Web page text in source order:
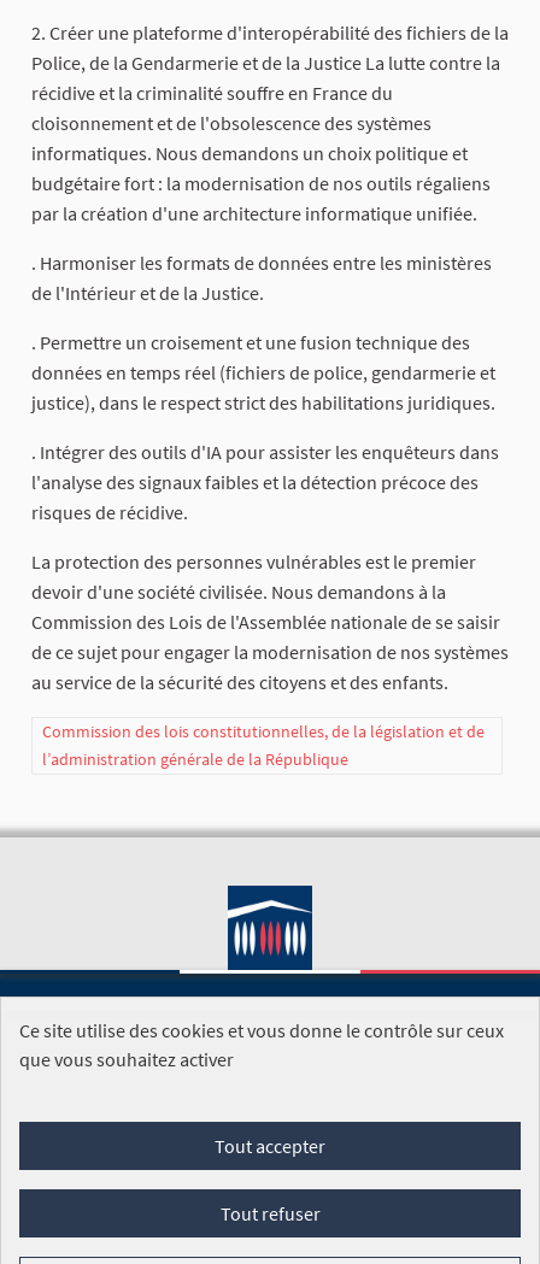
2. Créer une plateforme d'interopérabilité des fichiers de la
Police, de la Gendarmerie et de la Justice La lutte contre la
récidive et la criminalité souffre en France du
cloisonnement et de l'obsolescence des systèmes
informatiques. Nous demandons un choix politique et
budgétaire fort : la modernisation de nos outils régaliens
par la création d'une architecture informatique unifiée.
. Harmoniser les formats de données entre les ministères
de l'Intérieur et de la Justice.
. Permettre un croisement et une fusion technique des
données en temps réel (fichiers de police, gendarmerie et
justice), dans le respect strict des habilitations juridiques.
. Intégrer des outils d'IA pour assister les enquêteurs dans
l'analyse des signaux faibles et la détection précoce des
risques de récidive.
La protection des personnes vulnérables est le premier
devoir d'une société civilisée. Nous demandons à la
Commission des Lois de l'Assemblée nationale de se saisir
de ce sujet pour engager la modernisation de nos systèmes
au service de la sécurité des citoyens et des enfants.
Commission des lois constitutionnelles, de la législation et de
l’administration générale de la République
SITE DE L'ASSEMBLÉE NATIONALE
Foire aux questions
Conditions générales d'utilisation (CGU)
Mentions légales
Cookies
Ce site utilise des cookies et vous donne le contrôle sur ceux
que vous souhaitez activer
Tout accepter
Tout refuser